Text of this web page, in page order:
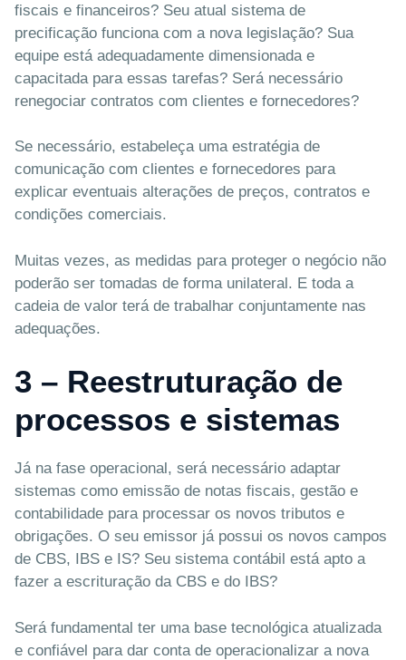
fiscais e financeiros? Seu atual sistema de
precificação funciona com a nova legislação? Sua
equipe está adequadamente dimensionada e
capacitada para essas tarefas? Será necessário
renegociar contratos com clientes e fornecedores?
Se necessário, estabeleça uma estratégia de
comunicação com clientes e fornecedores para
explicar eventuais alterações de preços, contratos e
condições comerciais.
Muitas vezes, as medidas para proteger o negócio não
poderão ser tomadas de forma unilateral. E toda a
cadeia de valor terá de trabalhar conjuntamente nas
adequações.
3 – Reestruturação de
processos e sistemas
Já na fase operacional, será necessário adaptar
sistemas como emissão de notas fiscais, gestão e
contabilidade para processar os novos tributos e
obrigações. O seu emissor já possui os novos campos
de CBS, IBS e IS? Seu sistema contábil está apto a
fazer a escrituração da CBS e do IBS?
Será fundamental ter uma base tecnológica atualizada
e confiável para dar conta de operacionalizar a nova